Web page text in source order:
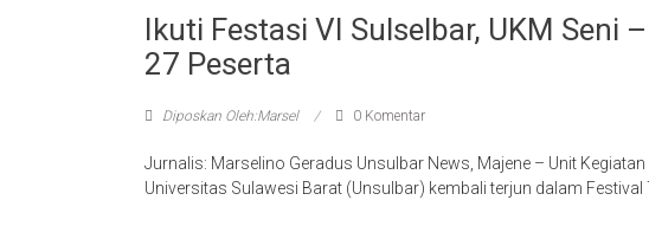
Ikuti Festasi VI Sulselbar, UKM Seni
27 Peserta
Diposkan Oleh:Marsel 0 Komentar
Jurnalis: Marselino Geradus Unsulbar News, Majene – Unit
Universitas Sulawesi Barat (Unsulbar) kembali terjun dalam Festival